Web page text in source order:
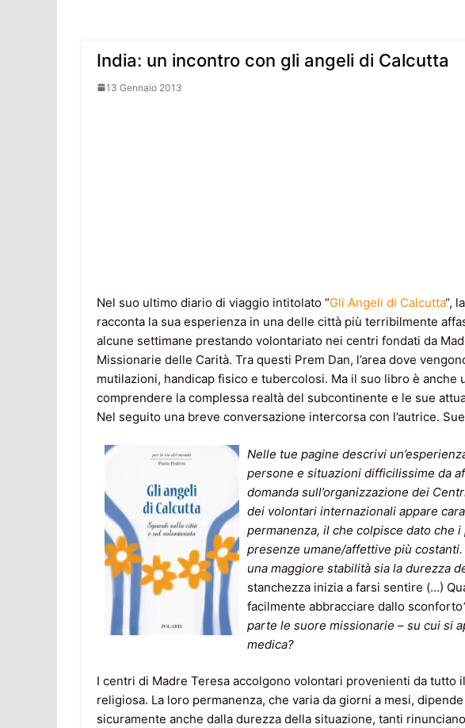
India: un incontro con gli angeli di Calcutta
13 Gennaio 2013
Nel suo ultimo diario di viaggio intitolato “Gli Angeli di Calcutta“,
racconta la sua esperienza in una delle città più terribilmente
alcune settimane prestando volontariato nei centri fondati da
Missionarie delle Carità. Tra questi Prem Dan, l’area dove
mutilazioni, handicap fisico e tubercolosi. Ma il suo libro è anche
comprendere la complessa realtà del subcontinente e le sue
Nel seguito una breve conversazione intercorsa con l’autrice.
Nelle tue pagine descrivi
persone e situazioni difficilissime da
domanda sull’organizzazione dei
dei volontari internazionali appare
permanenza, il che colpisce dato che
presenze umane/affettive più
una maggiore stabilità sia la durezza
stanchezza inizia a farsi sentire (…)
facilmente abbracciare dallo sconforto
parte le suore missionarie – su cui si
medica?
I centri di Madre Teresa accolgono volontari provenienti da tutto
religiosa. La loro permanenza, che varia da giorni a mesi,
sicuramente anche dalla durezza della situazione, tanti